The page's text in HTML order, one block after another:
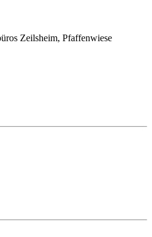
Zeilsheim, Pfaffenwiese